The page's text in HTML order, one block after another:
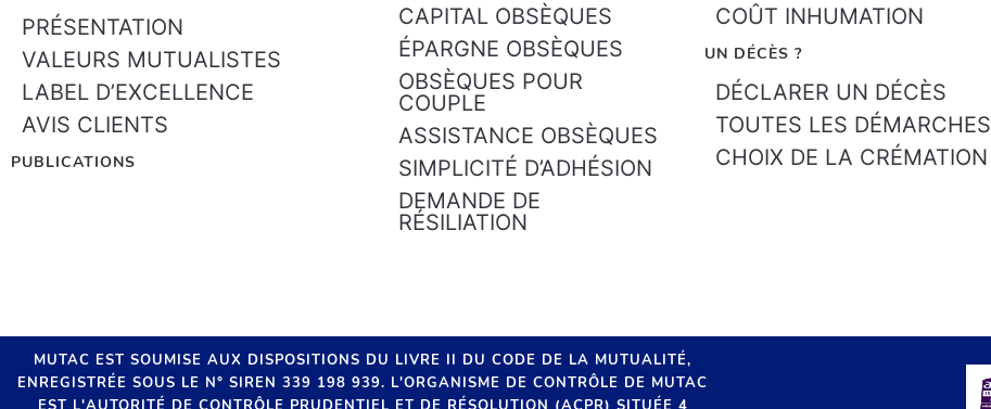
PRÉSENTATION
VALEURS MUTUALISTES
LABEL D’EXCELLENCE
AVIS CLIENTS
PUBLICATIONS
CAPITAL OBSÈQUES
ÉPARGNE OBSÈQUES
OBSÈQUES POUR
COUPLE
ASSISTANCE OBSÈQUES
SIMPLICITÉ D’ADHÉSION
DEMANDE DE
RÉSILIATION
COÛT INHUMATION
UN DÉCÈS ?
DÉCLARER UN DÉCÈS
TOUTES LES DÉMARCHES
CHOIX DE LA CRÉMATION
MUTAC EST SOUMISE AUX DISPOSITIONS DU LIVRE II DU CODE DE LA MUTUALITÉ,
ENREGISTRÉE SOUS LE N° SIREN 339 198 939. L'ORGANISME DE CONTRÔLE DE MUTAC